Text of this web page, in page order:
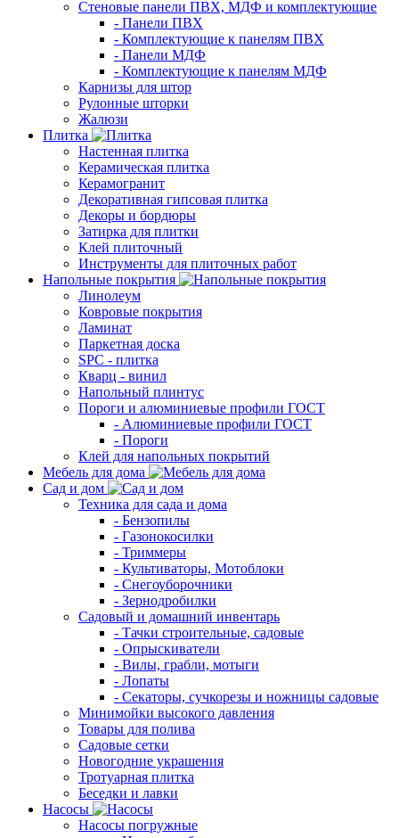
Стеновые панели ПВХ, МДФ и комплектующие
- Панели ПВХ
- Комплектующие к панелям ПВХ
- Панели МДФ
- Комплектующие к панелям МДФ
Карнизы для штор
Рулонные шторки
Жалюзи
Плитка
Настенная плитка
Керамическая плитка
Керамогранит
Декоративная гипсовая плитка
Декоры и бордюры
Затирка для плитки
Клей плиточный
Инструменты для плиточных работ
Напольные покрытия
Линолеум
Ковровые покрытия
Ламинат
Паркетная доска
SPC - плитка
Кварц - винил
Напольный плинтус
Пороги и алюминиевые профили ГОСТ
- Алюминиевые профили ГОСТ
- Пороги
Клей для напольных покрытий
Мебель для дома
Сад и дом
Техника для сада и дома
- Бензопилы
- Газонокосилки
- Триммеры
- Культиваторы, Мотоблоки
- Снегоуборочники
- Зернодробилки
Садовый и домашний инвентарь
- Тачки строительные, садовые
- Опрыскиватели
- Вилы, грабли, мотыги
- Лопаты
- Секаторы, сучкорезы и ножницы садовые
Минимойки высокого давления
Товары для полива
Садовые сетки
Новогодние украшения
Тротуарная плитка
Беседки и лавки
Насосы
Насосы погружные